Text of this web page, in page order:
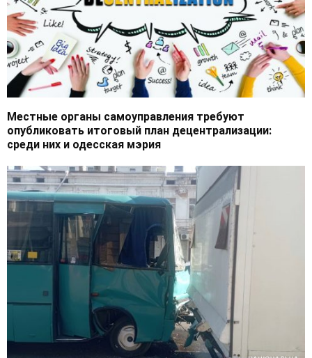
Местные органы самоуправления требуют
опубликовать итоговый план децентрализации:
среди них и одесская мэрия